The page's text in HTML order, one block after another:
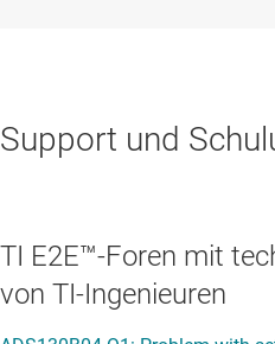
Support und
TI E2E™-Foren mit
von TI-Ingenieuren